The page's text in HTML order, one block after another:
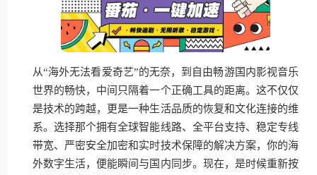
从“海外无法看爱奇艺”的无奈，到自由畅游国内影视音乐
世界的畅快，中间只隔着一个正确工具的距离。这不仅仅
是技术的跨越，更是一种生活品质的恢复和文化连接的维
系。选择那个拥有全球智能线路、全平台支持、稳定专线
带宽、严密安全加密和实时技术保障的解决方案，你的海
外数字生活，便能瞬间与国内同步。现在，是时候重新按